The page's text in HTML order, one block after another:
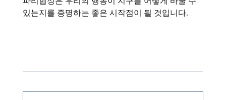
있는지를 증명하는 좋은 시작점이 될 것입니다.